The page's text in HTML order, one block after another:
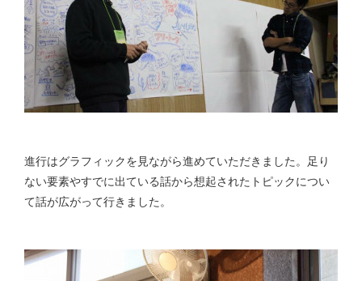
進行はグラフィックを見ながら進めていただきました。足り
ない要素やすでに出ている話から想起されたトピックについ
て話が広がって行きました。